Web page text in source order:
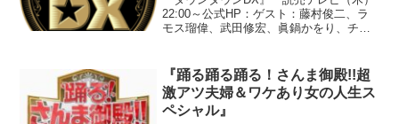
22:00～公式HP：ゲスト：藤村俊二、ラ
モス瑠偉、武田修宏、眞鍋かをり、チュ
シャル！写真でしゃべる芸能人！！』◆
テーマ「中...
『踊る踊る踊る！さんま御殿!!超
激アツ夫婦＆ワケあり女の人生ス
ペシャル』